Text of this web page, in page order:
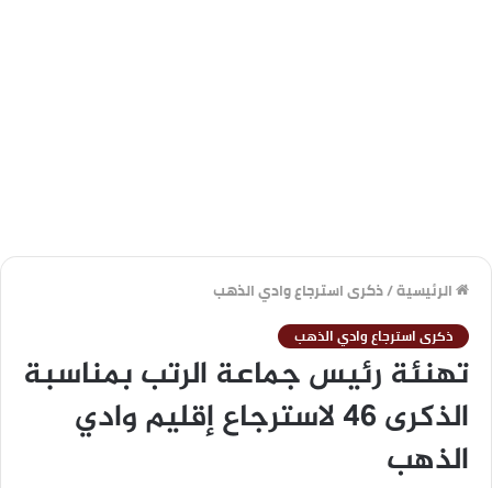
الرئيسية/ذكرى استرجاع وادي الذهب
ذكرى استرجاع وادي الذهب
تهنئة رئيس جماعة الرتب بمناسبة
الذكرى 46 لاسترجاع إقليم وادي
الذهب